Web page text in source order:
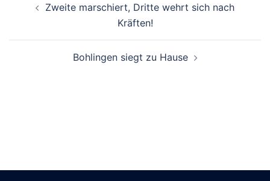
Zweite marschiert, Dritte wehrt sich nach
Kräften!
Bohlingen siegt zu Hause